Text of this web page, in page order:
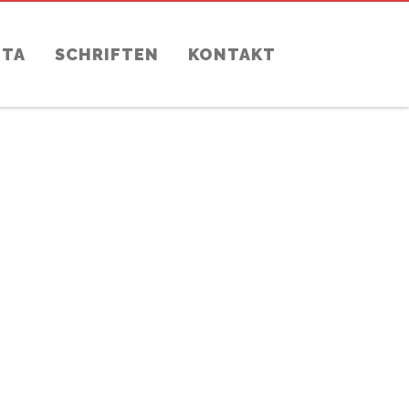
SCHRIFTEN KONTAKT